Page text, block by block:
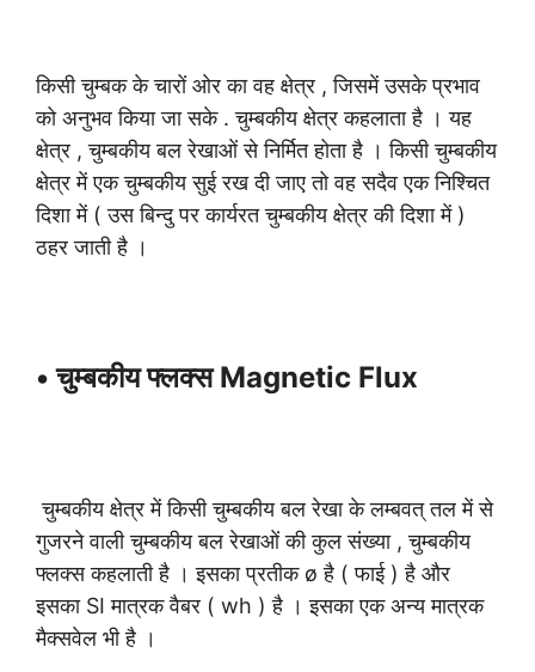
किसी चुम्बक के चारों ओर का वह क्षेत्र , जिसमें उसके प्रभाव
को अनुभव किया जा सके . चुम्बकीय क्षेत्र कहलाता है । यह
क्षेत्र , चुम्बकीय बल रेखाओं से निर्मित होता है । किसी चुम्बकीय
क्षेत्र में एक चुम्बकीय सुई रख दी जाए तो वह सदैव एक निश्चित
दिशा में ( उस बिन्दु पर कार्यरत चुम्बकीय क्षेत्र की दिशा में )
ठहर जाती है ।
• चुम्बकीय फ्लक्स Magnetic Flux
चुम्बकीय क्षेत्र में किसी चुम्बकीय बल रेखा के लम्बवत् तल में से
गुजरने वाली चुम्बकीय बल रेखाओं की कुल संख्या , चुम्बकीय
फ्लक्स कहलाती है । इसका प्रतीक ø है ( फाई ) है और
इसका SI मात्रक वैबर ( wh ) है । इसका एक अन्य मात्रक
मैक्सवेल भी है ।